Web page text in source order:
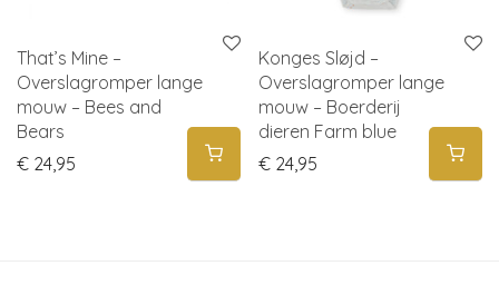
That’s Mine –
Overslagromper lange
mouw – Bees and
Bears
€ 24,95
Konges Sløjd –
Overslagromper lange
mouw – Boerderij
dieren Farm blue
€ 24,95